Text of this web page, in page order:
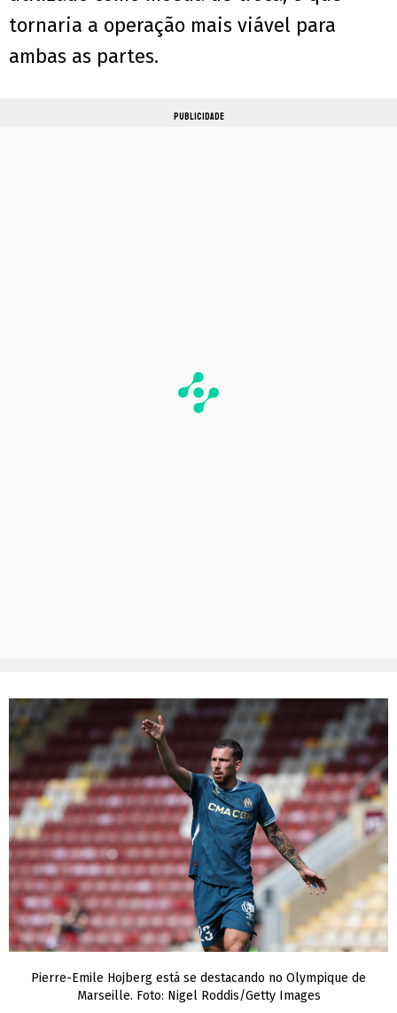
tornaria a operação mais viável para
ambas as partes.
PUBLICIDADE
Pierre-Emile Hojberg está se destacando no Olympique de
Marseille. Foto: Nigel Roddis/Getty Images